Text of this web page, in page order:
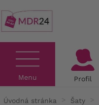
Menu Profil
Úvodná stránka Šaty